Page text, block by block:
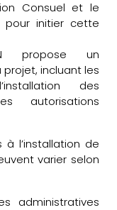
Consuel et le
pour initier cette
propose un
incluant les
des
autorisations
l’installation de
varier selon
administratives